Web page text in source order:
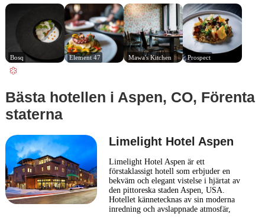
Bosq Element 47 Mawa's Kitchen Prospect
Bästa hotellen i Aspen, CO, Förenta
staterna
Limelight Hotel Aspen
Limelight Hotel Aspen är ett
förstaklassigt hotell som erbjuder en
bekväm och elegant vistelse i hjärtat av
den pittoreska staden Aspen, USA.
Hotellet kännetecknas av sin moderna
inredning och avslappnade atmosfär,